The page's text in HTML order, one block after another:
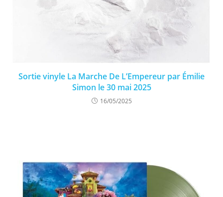
Sortie vinyle La Marche De L’Empereur par Émilie
Simon le 30 mai 2025
16/05/2025